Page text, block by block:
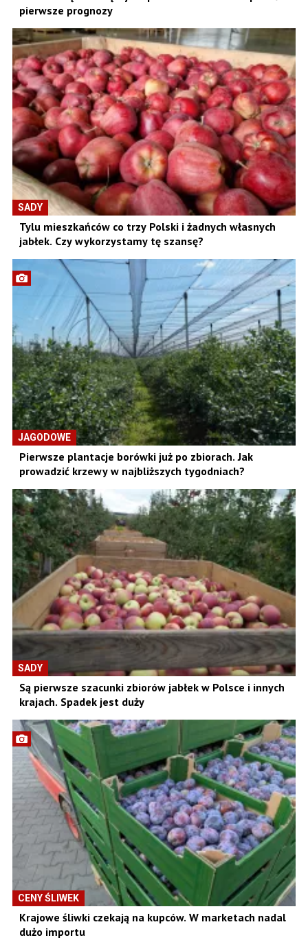
pierwsze prognozy
SADY
Tylu mieszkańców co trzy Polski i żadnych własnych
jabłek. Czy wykorzystamy tę szansę?
JAGODOWE
Pierwsze plantacje borówki już po zbiorach. Jak
prowadzić krzewy w najbliższych tygodniach?
SADY
Są pierwsze szacunki zbiorów jabłek w Polsce i innych
krajach. Spadek jest duży
CENY ŚLIWEK
Krajowe śliwki czekają na kupców. W marketach nadal
dużo importu